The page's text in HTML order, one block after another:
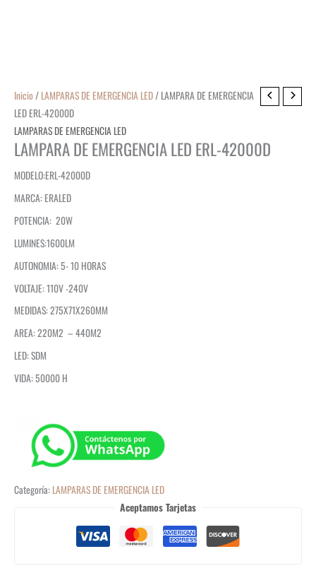
Inicio/ LAMPARAS DE EMERGENCIA LED/ LAMPARA DE EMERGENCIA
LED ERL-42000D
LAMPARAS DE EMERGENCIA LED
LAMPARA DE EMERGENCIA LED ERL-42000D
MODELO:ERL-42000D
MARCA: ERALED
POTENCIA: 20W
LUMINES:1600LM
AUTONOMIA: 5- 10 HORAS
VOLTAJE: 110V -240V
MEDIDAS: 275X71X260MM
AREA: 220M2 – 440M2
LED: SDM
VIDA: 50000 H
Categoría: LAMPARAS DE EMERGENCIA LED
Aceptamos Tarjetas